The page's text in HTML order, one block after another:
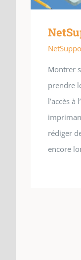
Montrer
prendre
l’accès
rédiger
encore